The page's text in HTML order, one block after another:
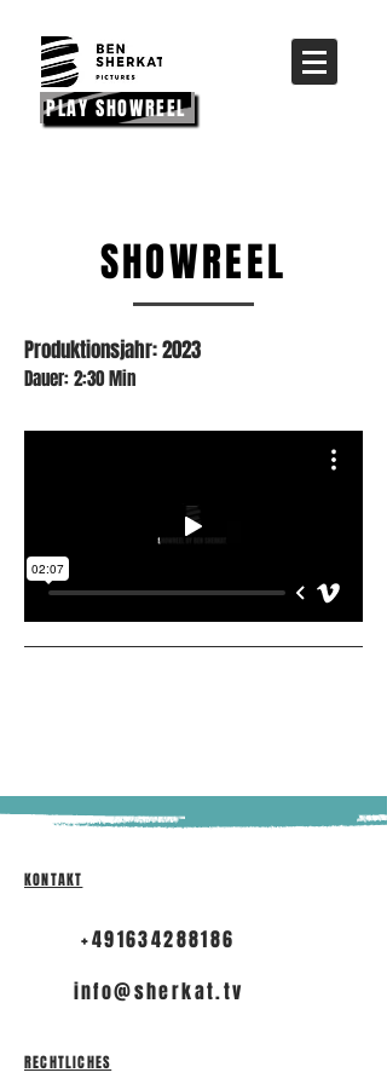
PLAY SHOWREEL
SHOWREEL
Produktionsjahr: 2023
Dauer: 2:30 Min
KONTAKT
+491634288186
info@sherkat.tv
RECHTLICHES